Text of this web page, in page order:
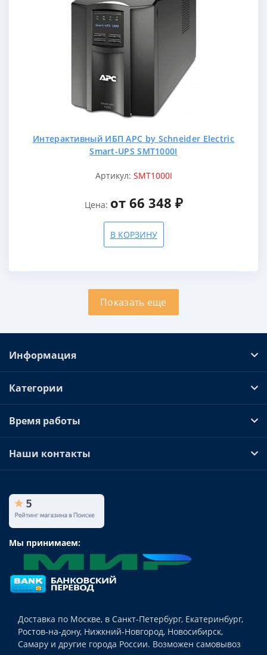
Интерактивный ИБП APC by Schneider Electric
Smart-UPS SMT1000I
Артикул: SMT1000I
Цена: от 66 348 ₽
В КОРЗИНУ
Показать еще
Информация
Категории
Время работы
Наши контакты
Мы принимаем:
Доставка по Москве, в Санкт-Петербург, Екатеринбург,
Ростов-на-дону, Нижкний-Новгород, Новосибирск,
Самару и другие города России. Возможен самовывоз